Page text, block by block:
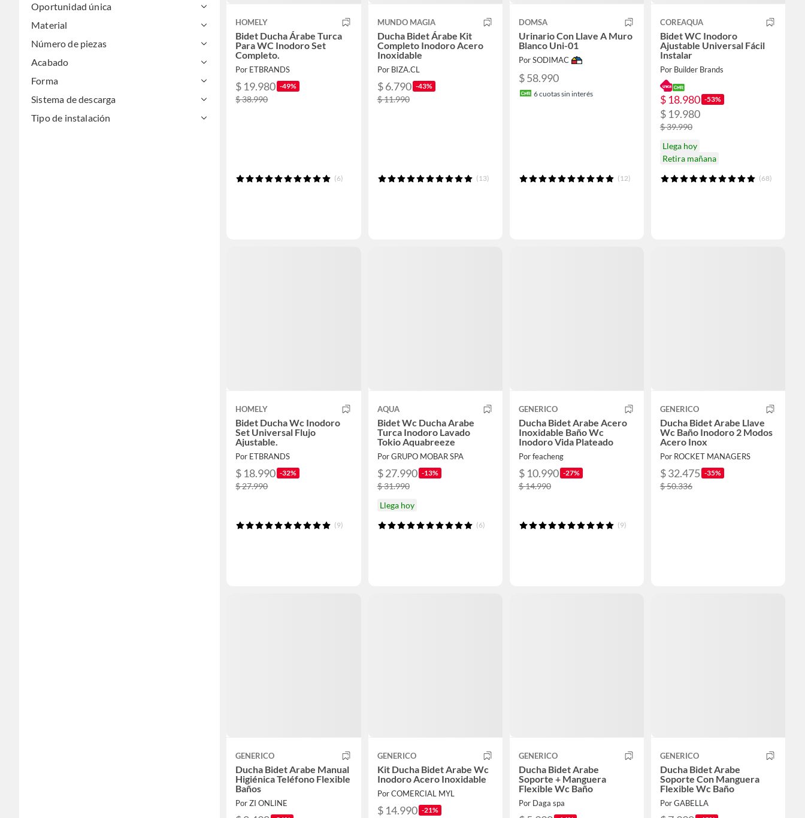
Oportunidad única
Material
Número de piezas
Acabado
Forma
Sistema de descarga
Tipo de instalación
HOMELY
Bidet Ducha Árabe Turca
Para WC Inodoro Set
Completo.
Por ETBRANDS
$ 19.980 -49%
$ 38.990
(6)
MUNDO MAGIA
Ducha Bidet Árabe Kit
Completo Inodoro Acero
Inoxidable
Por BIZA.CL
$ 6.790 -43%
$ 11.990
(13)
DOMSA
Urinario Con Llave A Muro
Blanco Uni-01
Por SODIMAC
$ 58.990
6cuotas sin interés
(12)
COREAQUA
Bidet WC Inodoro
Ajustable Universal Fácil
Instalar
Por Builder Brands
$ 18.980 -53%
$ 19.980
$ 39.990
Llega hoy
Retira mañana
(68)
HOMELY
Bidet Ducha Wc Inodoro
Set Universal Flujo
Ajustable.
Por ETBRANDS
$ 18.990 -32%
$ 27.990
(9)
AQUA
Bidet Wc Ducha Arabe
Turca Inodoro Lavado
Tokio Aquabreeze
Por GRUPO MOBAR SPA
$ 27.990 -13%
$ 31.990
Llega hoy
(6)
GENERICO
Ducha Bidet Arabe Acero
Inoxidable Baño Wc
Inodoro Vida Plateado
Por feacheng
$ 10.990 -27%
$ 14.990
(9)
GENERICO
Ducha Bidet Arabe Llave
Wc Baño Inodoro 2 Modos
Acero Inox
Por ROCKET MANAGERS
$ 32.475 -35%
$ 50.336
GENERICO
Ducha Bidet Arabe Manual
Higiénica Teléfono Flexible
Baños
Por ZI ONLINE
GENERICO
Kit Ducha Bidet Arabe Wc
Inodoro Acero Inoxidable
Por COMERCIAL MYL
$ 14.990 -21%
GENERICO
Ducha Bidet Arabe
Soporte + Manguera
Flexible Wc Baño
Por Daga spa
GENERICO
Ducha Bidet Arabe
Soporte Con Manguera
Flexible Wc Baño
Por GABELLA